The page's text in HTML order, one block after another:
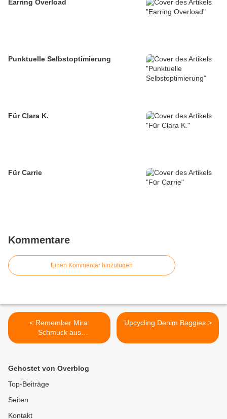
Earring Overload
Punktuelle Selbstoptimierung
Für Clara K.
Für Carrie
Kommentare
Einen Kommentar hinzufügen
< Remember Mira:
Schmuck aus
Knochenreplika
Upcycling Denim Baggies >
Gehostet von Overblog
Top-Beiträge
Seiten
Kontakt